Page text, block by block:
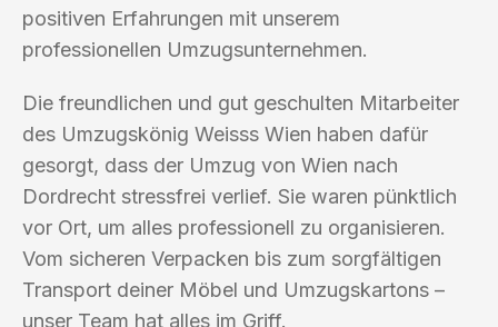
positiven Erfahrungen mit unserem
professionellen Umzugsunternehmen.
Die freundlichen und gut geschulten Mitarbeiter
des Umzugskönig Weisss Wien haben dafür
gesorgt, dass der Umzug von Wien nach
Dordrecht stressfrei verlief. Sie waren pünktlich
vor Ort, um alles professionell zu organisieren.
Vom sicheren Verpacken bis zum sorgfältigen
Transport deiner Möbel und Umzugskartons –
unser Team hat alles im Griff.